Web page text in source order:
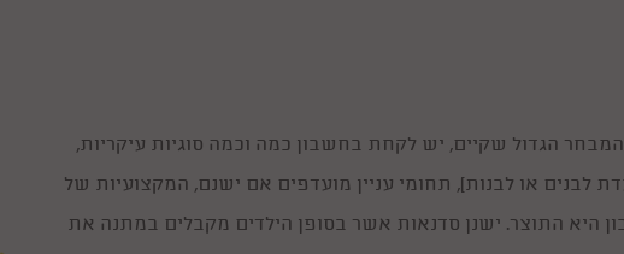
הגדול שקיים, יש לקחת בחשבון כמה וכמה סוגיות עיקריות,
לבנים או לבנות), תחומי עניין מועדפים אם ישנם, המקצועיות של
היא התוצר. ישנן סדנאות אשר בסופן הילדים מקבלים במתנה את